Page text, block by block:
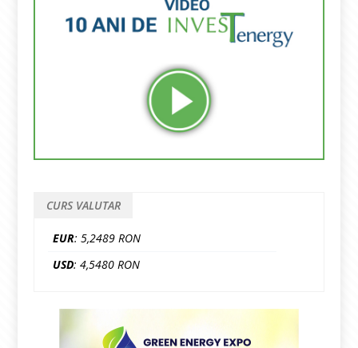
CURS VALUTAR
EUR: 5,2489 RON
USD: 4,5480 RON